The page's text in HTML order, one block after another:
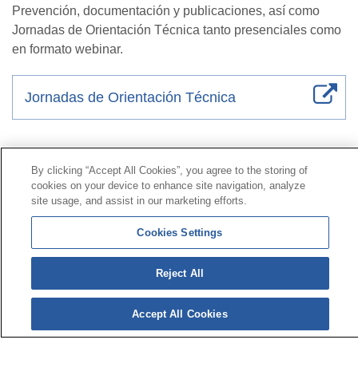
Prevención, documentación y publicaciones, así como
Jornadas de Orientación Técnica tanto presenciales como
en formato webinar.
Jornadas de Orientación Técnica
Línea Universal 900 203 203 |Zona Privada Comisión de
Prestaciones Especiales|Zona Privada Proveedor
© Mutua Universal 2026 | Mapa del sitio | Aviso legal
Política de Protección de Datos
cookies
Síguenos en:
By clicking “Accept All Cookies”, you agree to the storing of
cookies on your device to enhance site navigation, analyze
site usage, and assist in our marketing efforts.
Cookies Settings
Reject All
Accept All Cookies